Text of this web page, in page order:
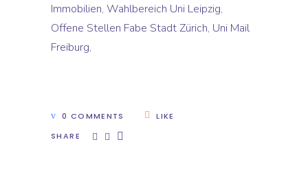
Immobilien, Wahlbereich Uni Leipzig,
Offene Stellen Fabe Stadt Zürich, Uni Mail
Freiburg,
0 COMMENTS
LIKE
SHARE